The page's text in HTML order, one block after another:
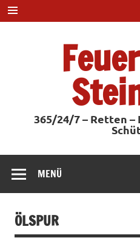
Zum
Inhalt
springen
365/24/7 – Retten –
MENÜ
ÖLSPUR